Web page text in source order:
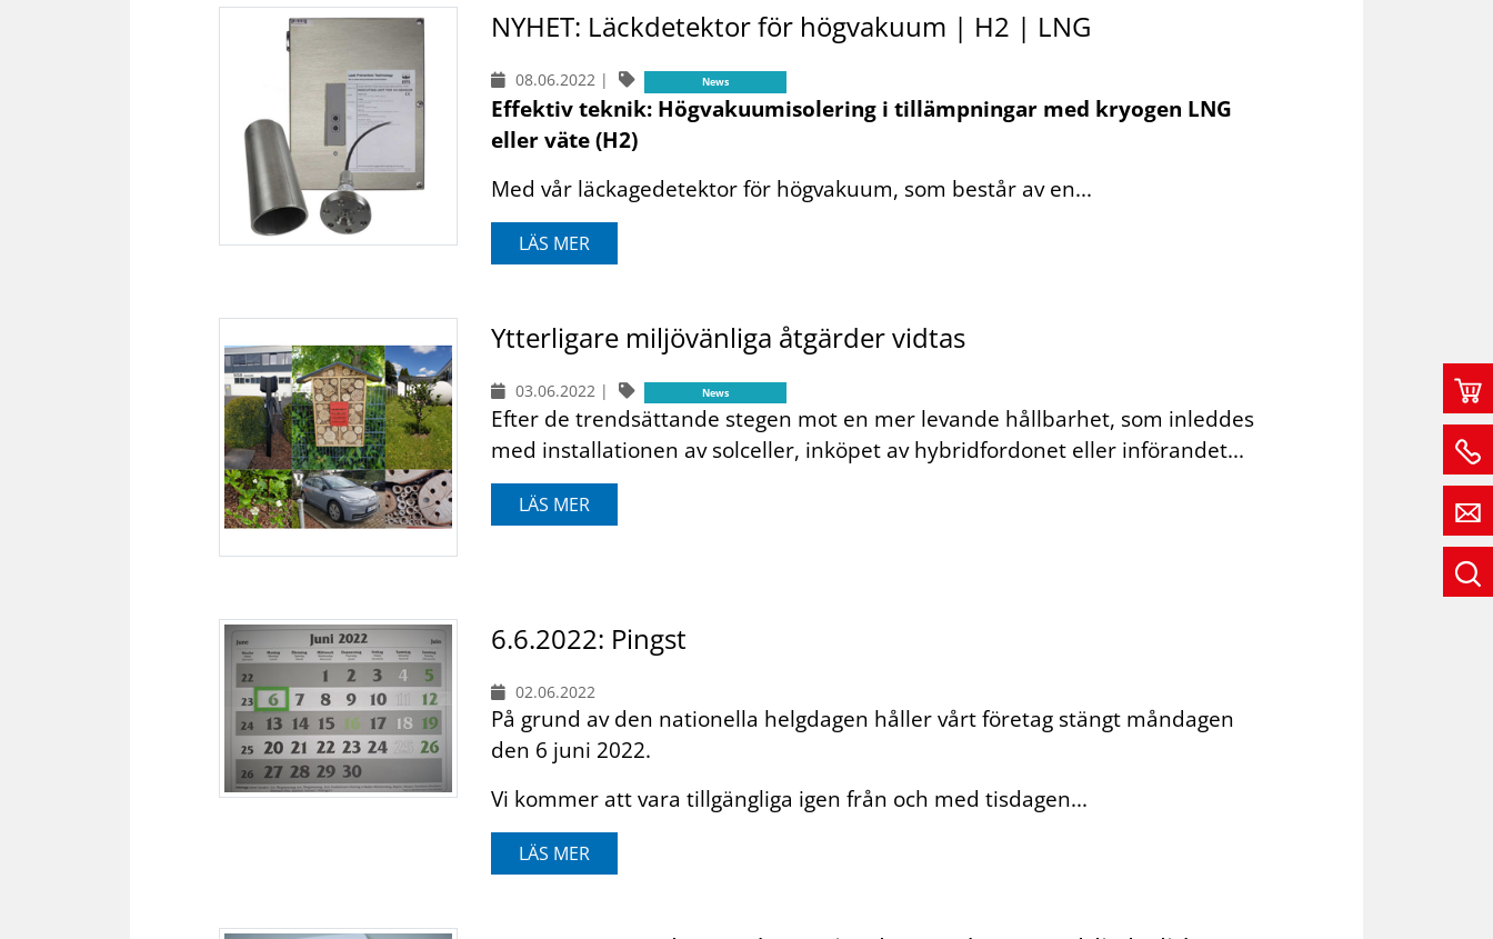
NYHET: Läckdetektor för högvakuum | H2 | LNG
08.06.2022 | News
Effektiv teknik: Högvakuumisolering i tillämpningar med kryogen LNG
eller väte (H2)
Med vår läckagedetektor för högvakuum, som består av en...
LÄS MER
Ytterligare miljövänliga åtgärder vidtas
03.06.2022 | News
Efter de trendsättande stegen mot en mer levande hållbarhet, som inleddes
med installationen av solceller, inköpet av hybridfordonet eller införandet...
LÄS MER
6.6.2022: Pingst
02.06.2022
På grund av den nationella helgdagen håller vårt företag stängt måndagen
den 6 juni 2022.
Vi kommer att vara tillgängliga igen från och med tisdagen...
LÄS MER